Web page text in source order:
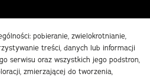
pobieranie, zwielokrotnianie,
treści, danych lub informacji
serwisu oraz wszystkich jego podstron,
zmierzającej do tworzenia,